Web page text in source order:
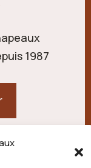
1987